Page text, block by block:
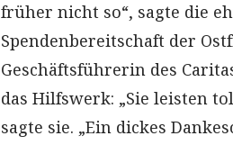
früher nicht so“, sagte die
Spendenbereitschaft der
Geschäftsführerin des
das Hilfswerk: „Sie leisten
sagte sie. „Ein dickes